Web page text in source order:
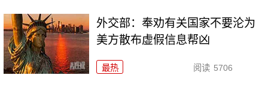
外交部：奉劝有关国家不要沦为
美方散布虚假信息帮凶
最热 阅读 5706